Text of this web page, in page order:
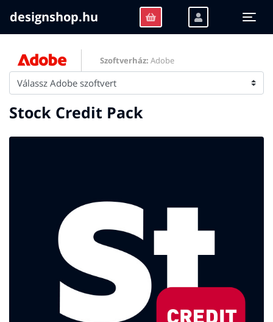
designshop.hu
Szoftverház: Adobe
Stock Credit Pack